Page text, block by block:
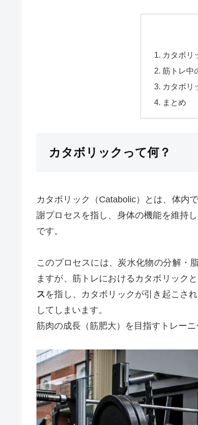
カタボリ
筋トレ中
カタボリ
まとめ
カタボリックって何？
カタボリック（Catabolic）とは、体内
謝プロセスを指し、身体の機能を維持
です。
このプロセスには、炭水化物の分解・
ますが、筋トレにおけるカタボリックと
スを指し、カタボリックが引き起こさ
してしまいます。
筋肉の成長（筋肥大）を目指すトレー